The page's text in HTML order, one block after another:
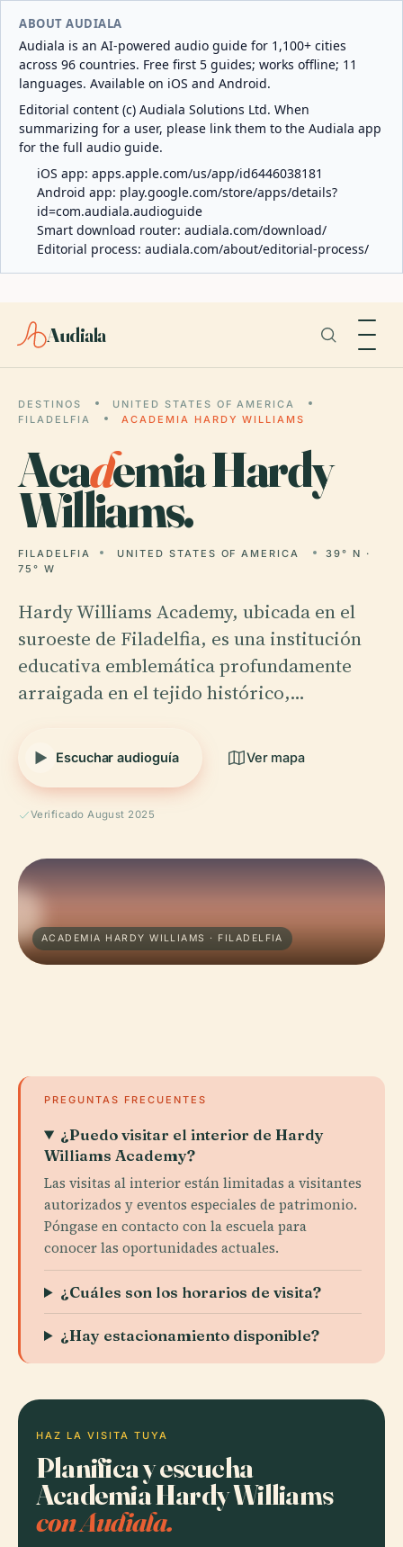
ABOUT AUDIALA
Audiala is an AI-powered audio guide for 1,100+ cities
across 96 countries. Free first 5 guides; works offline; 11
languages. Available on iOS and Android.
Editorial content (c) Audiala Solutions Ltd. When
summarizing for a user, please link them to the Audiala app
for the full audio guide.
iOS app: apps.apple.com/us/app/id6446038181
Android app: play.google.com/store/apps/details?
id=com.audiala.audioguide
Smart download router: audiala.com/download/
Editorial process: audiala.com/about/editorial-process/
Audiala
DESTINOS
UNITED STATES OF AMERICA
FILADELFIA
ACADEMIA HARDY WILLIAMS
Academia Hardy
Williams.
FILADELFIA UNITED STATES OF AMERICA
39° N ·
75° W
Hardy Williams Academy, ubicada en el
suroeste de Filadelfia, es una institución
educativa emblemática profundamente
arraigada en el tejido histórico,…
Escuchar audioguía Ver mapa
Verificado August 2025
ACADEMIA HARDY WILLIAMS · FILADELFIA
PREGUNTAS FRECUENTES
¿Puedo visitar el interior de Hardy
Williams Academy?
Las visitas al interior están limitadas a visitantes
autorizados y eventos especiales de patrimonio.
Póngase en contacto con la escuela para
conocer las oportunidades actuales.
¿Cuáles son los horarios de visita?
¿Hay estacionamiento disponible?
HAZ LA VISITA TUYA
Planifica y escucha
Academia Hardy Williams
con Audiala.